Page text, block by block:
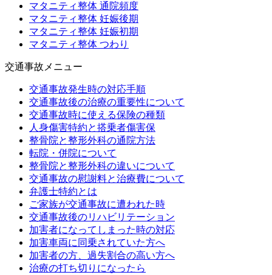
マタニティ整体 通院頻度
マタニティ整体 妊娠後期
マタニティ整体 妊娠初期
マタニティ整体 つわり
交通事故メニュー
交通事故発生時の対応手順
交通事故後の治療の重要性について
交通事故時に使える保険の種類
人身傷害特約と搭乗者傷害保
整骨院と整形外科の通院方法
転院・併院について
整骨院と整形外科の違いについて
交通事故の慰謝料と治療費について
弁護士特約とは
ご家族が交通事故に遭われた時
交通事故後のリハビリテーション
加害者になってしまった時の対応
加害車両に同乗されていた方へ
加害者の方、過失割合の高い方へ
治療の打ち切りになったら